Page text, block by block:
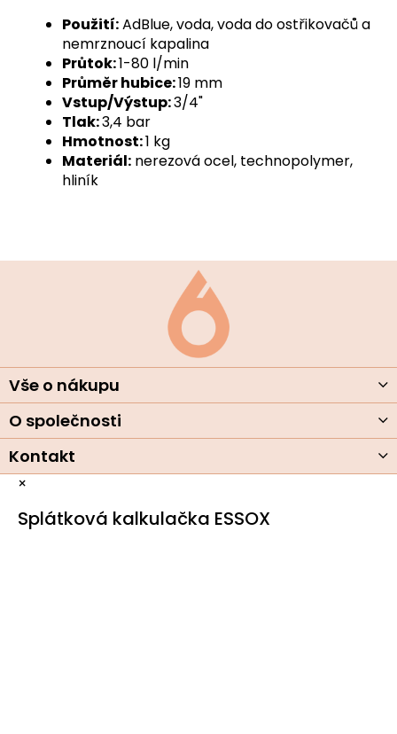
Použití:AdBlue, voda, voda do ostřikovačů a
nemrznoucí kapalina
Průtok:1-80 l/min
Průměr hubice:19 mm
Vstup/Výstup:3/4"
Tlak:3,4 bar
Hmotnost:1 kg
Materiál: nerezová ocel, technopolymer,
hliník
í
Vše o nákupu
O společnosti
Kontakt
×
Splátková kalkulačka ESSOX